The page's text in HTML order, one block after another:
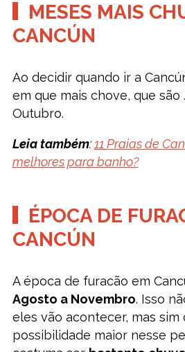
MESES MAIS
CANCÚN
Ao decidir quando ir a
em que mais chove, que
Outubro.
Leia também:11 Praias de
melhores para banho?
ÉPOCA DE
CANCÚN
A época de furacão em
Agosto a Novembro. Isso
eles vão acontecer, mas sim
possibilidade maior nesse